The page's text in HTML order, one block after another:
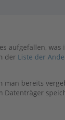
aufgefallen, was
der Liste der
man bereits
Datenträger